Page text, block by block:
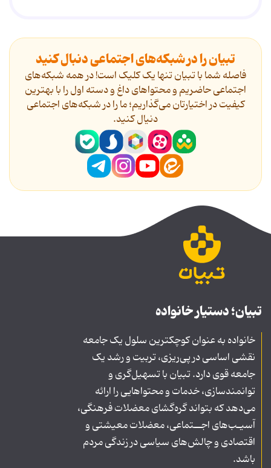
تبیان را در شبکه‌های اجتماعی دنبال کنید
فاصله شما با تبیان تنها یک کلیک است! در همه شبکه‌های
اجتماعی حاضریم و محتواهای داغ و دسته اول را با بهترین
کیفیت در اختیارتان می‌گذاریم؛ ما را در شبکه‌های اجتماعی
دنیال کنید.
تبیان؛ دستیار خانواده
خانواده به عنوان کوچکترین سلول یک جامعه
نقشی اساسی در پی‌ریزی، تربیت و رشد یک
جامعه قوی دارد. تبیان با تسهیل‌گری و
توانمندسازی، خدمات و محتواهایی را ارائه
می‌دهد که بتواند گره‌گشای معضلات فرهنگی،
آسیـب‌های اجــتماعی، معضلات معیشتی و
اقتصادی و چالش‌های سیاسی در زندگی مردم
باشد.